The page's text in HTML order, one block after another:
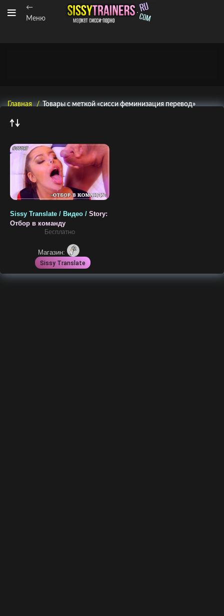
←
Меню
Главная Товары с меткой «сисси феминизация перевод»
Sissy Translate / Видео / Story:
Отбор в команду
Бесплатно
Магазин:
Sissy Translate